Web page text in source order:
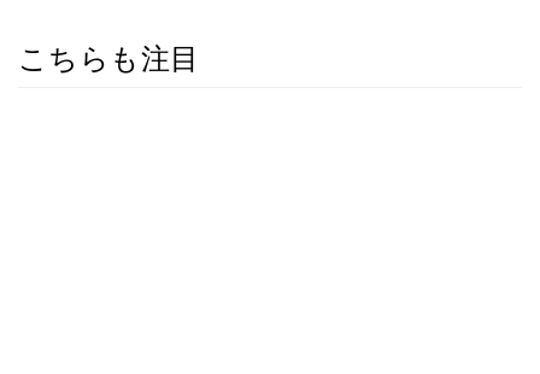
こちらも注目